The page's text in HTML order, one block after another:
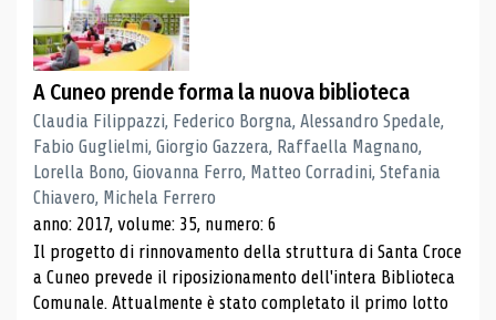
A Cuneo prende forma la nuova biblioteca
Claudia Filippazzi, Federico Borgna, Alessandro Spedale,
Fabio Guglielmi, Giorgio Gazzera, Raffaella Magnano,
Lorella Bono, Giovanna Ferro, Matteo Corradini, Stefania
Chiavero, Michela Ferrero
anno: 2017, volume: 35, numero: 6
Il progetto di rinnovamento della struttura di Santa Croce
a Cuneo prevede il riposizionamento dell'intera Biblioteca
Comunale. Attualmente è stato completato il primo lotto